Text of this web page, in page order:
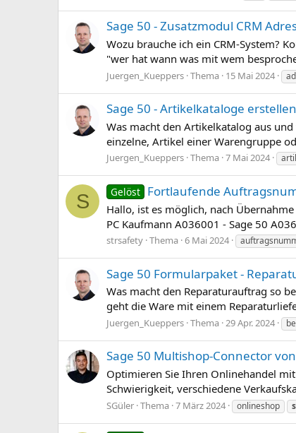
Sage 50 - Zusatzmodul CRM
Wozu brauche ich ein CRM-System?
"wer hat wann was mit wem
Juergen_Kueppers Thema 15 Mai 2024
Sage 50 - Artikelkataloge erstellen
Was macht den Artikelkatalog aus
einzelne, Artikel einer Warengruppe
Juergen_Kueppers Thema 7 Mai 2024
S Gelöst Fortlaufende
Hallo, ist es möglich, nach
PC Kaufmann A036001 - Sage 50
strsafety Thema 6 Mai 2024
Sage 50 Formularpaket -
Was macht den Reparaturauftrag so
geht die Ware mit einem
Juergen_Kueppers Thema 29 Apr. 2024
Sage 50 Multishop-Connector
Optimieren Sie Ihren Onlinehandel
Schwierigkeit, verschiedene
SGüler Thema 7 März 2024 onlineshop